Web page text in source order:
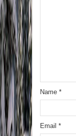
Name *
Email *